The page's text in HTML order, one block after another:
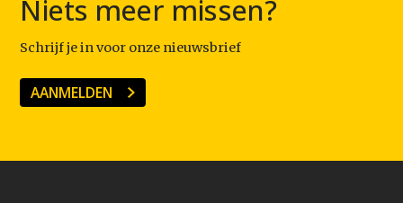
Niets meer missen?
Schrijf je in voor onze nieuwsbrief
AANMELDEN